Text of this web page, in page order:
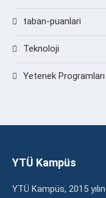
taban-puanlari
Teknoloji
Yetenek Programları
YTÜ Kampüs
YTÜ Kampüs, 2015